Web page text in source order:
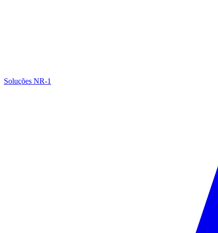
Soluções NR-1